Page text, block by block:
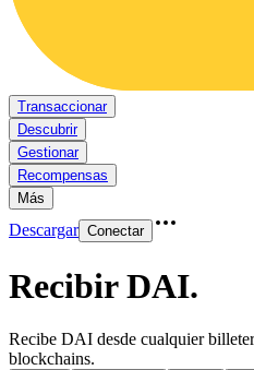
Transaccionar
Descubrir
Gestionar
Recompensas
Más
Descargar Conectar
Recibir DAI.
Recibe DAI desde cualquier
blockchains.